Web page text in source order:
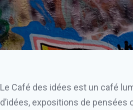
Le Café des idées est un café
d’idées, expositions de